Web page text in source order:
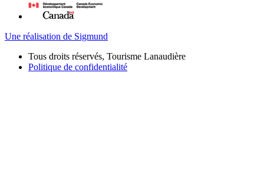
Une réalisation de Sigmund
Tous droits réservés, Tourisme Lanaudière
Politique de confidentialité